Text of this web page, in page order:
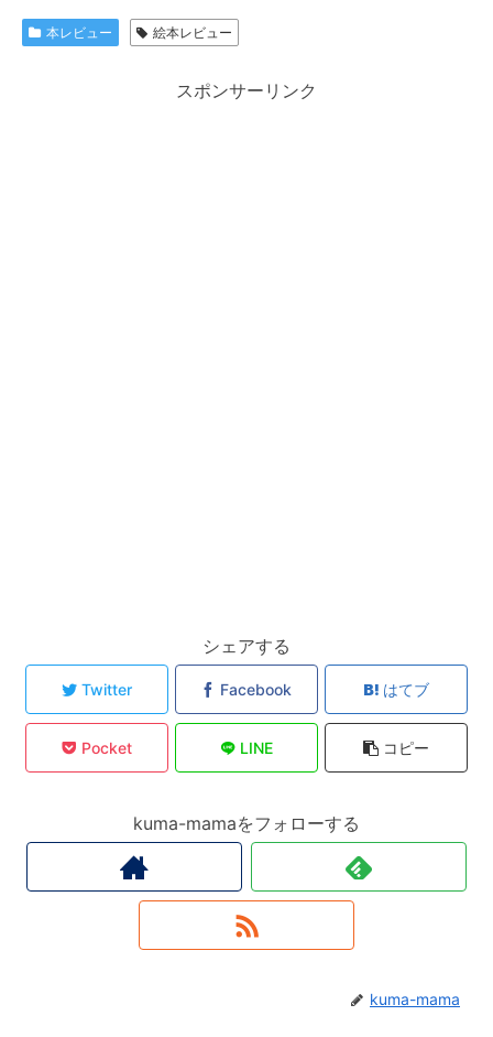
本レビュー 絵本レビュー
スポンサーリンク
シェアする
Twitter Facebook はてブ
Pocket LINE コピー
kuma-mamaをフォローする
kuma-mama